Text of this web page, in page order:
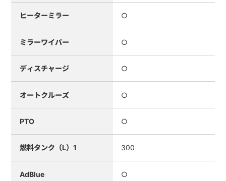
ヒーターミラー ○
ミラーワイパー ○
ディスチャージ ○
オートクルーズ ○
PTO ○
燃料タンク（L）1 300
AdBlue ○